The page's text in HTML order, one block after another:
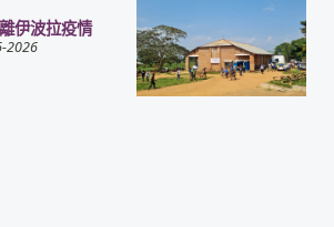
伊波拉疫情
2026